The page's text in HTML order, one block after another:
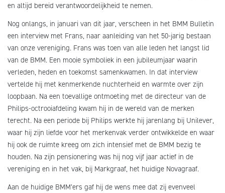
en altijd bereid verantwoordelijkheid te nemen.
Nog onlangs, in januari van dit jaar, verscheen in het BMM Bulletin
een interview met Frans, naar aanleiding van het 50-jarig bestaan
van onze vereniging. Frans was toen van alle leden het langst lid
van de BMM. Een mooie symboliek in een jubileumjaar waarin
verleden, heden en toekomst samenkwamen. In dat interview
vertelde hij met kenmerkende nuchterheid en warmte over zijn
loopbaan. Na een toevallige ontmoeting met de directeur van de
Philips-octrooiafdeling kwam hij in de wereld van de merken
terecht. Na een periode bij Philips werkte hij jarenlang bij Unilever,
waar hij zijn liefde voor het merkenvak verder ontwikkelde en waar
hij ook de ruimte kreeg om zich intensief met de BMM bezig te
houden. Na zijn pensionering was hij nog vijf jaar actief in de
vereniging en in het vak, bij Markgraaf, het huidige Novagraaf.
Aan de huidige BMM’ers gaf hij de wens mee dat zij evenveel